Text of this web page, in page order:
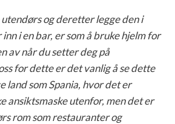
og deretter legge den i
i en bar, er som å bruke hjelm for
av når du setter deg på
for dette er det vanlig å se dette
land som Spania, hvor det er
ansiktsmaske utenfor, men det er
rom som restauranter og